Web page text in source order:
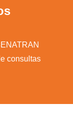
consultas